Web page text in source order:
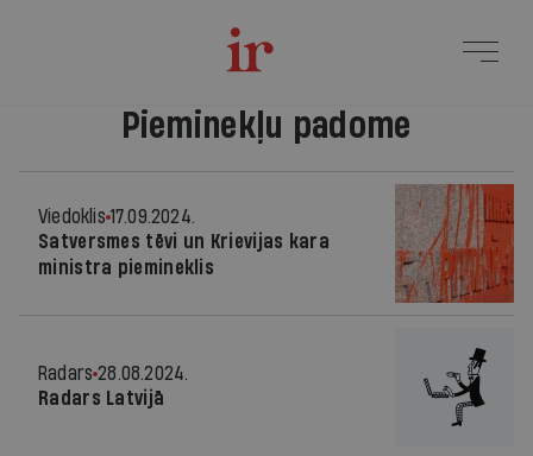
Pieminekļu padome
Viedoklis 17.09.2024.
Satversmes tēvi un Krievijas kara
ministra piemineklis
Radars 28.08.2024.
Radars Latvijā